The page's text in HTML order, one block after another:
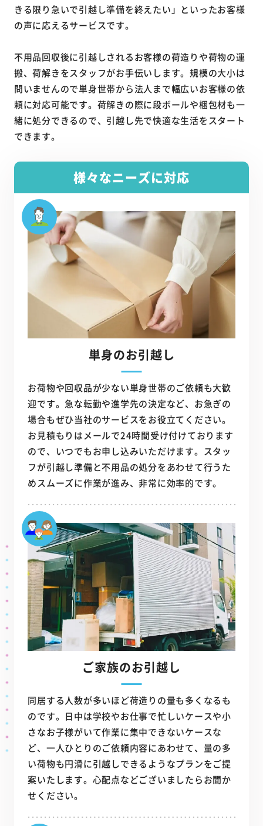
きる限り急いで引越し準備を終えたい」といったお客様
の声に応えるサービスです。
不用品回収後に引越しされるお客様の荷造りや荷物の運
搬、荷解きをスタッフがお手伝いします。規模の大小は
問いませんので単身世帯から法人まで幅広いお客様の依
頼に対応可能です。荷解きの際に段ボールや梱包材も一
緒に処分できるので、引越し先で快適な生活をスタート
できます。
様々なニーズに対応
単身のお引越し
お荷物や回収品が少ない単身世帯のご依頼も大歓
迎です。急な転勤や進学先の決定など、お急ぎの
場合もぜひ当社のサービスをお役立てください。
お見積もりはメールで24時間受け付けております
ので、いつでもお申し込みいただけます。スタッ
フが引越し準備と不用品の処分をあわせて行うた
めスムーズに作業が進み、非常に効率的です。
ご家族のお引越し
同居する人数が多いほど荷造りの量も多くなるも
のです。日中は学校やお仕事で忙しいケースや小
さなお子様がいて作業に集中できないケースな
ど、一人ひとりのご依頼内容にあわせて、量の多
い荷物も円滑に引越しできるようなプランをご提
案いたします。心配点などございましたらお聞か
せください。